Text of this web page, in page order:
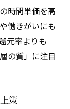
時間単価を高
働きがいにも
元率よりも
の質」に注目
策